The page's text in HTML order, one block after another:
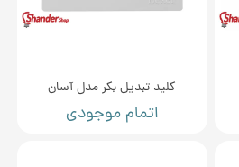
کلید تبدیل بکر مدل آسان
اتمام موجودی